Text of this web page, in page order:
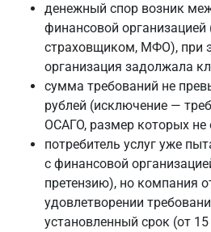
денежный спор возник
финансовой организацией
страховщиком, МФО), при
организация задолжала
сумма требований не
рублей (исключение —
ОСАГО, размер которых не
потребитель услуг уже
с финансовой
претензию), но компания
удовлетворении
установленный срок (от